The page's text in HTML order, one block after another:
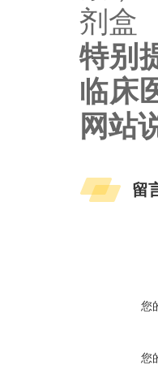
特别
临床
网站
留
您
您